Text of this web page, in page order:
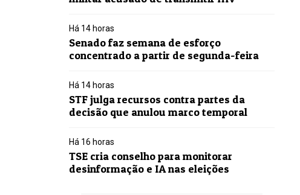
Há 14 horas
Senado faz semana de esforço
concentrado a partir de segunda-feira
Há 14 horas
STF julga recursos contra partes da
decisão que anulou marco temporal
Há 16 horas
TSE cria conselho para monitorar
desinformação e IA nas eleições